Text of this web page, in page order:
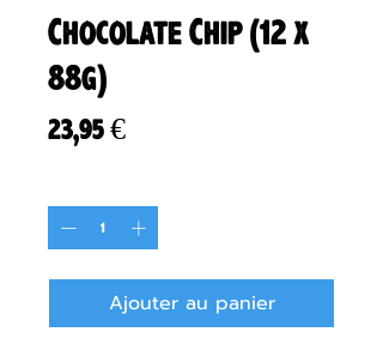
Chocolate Chip (12 x
88g)
23,95 €Prix
Ajouter au panier